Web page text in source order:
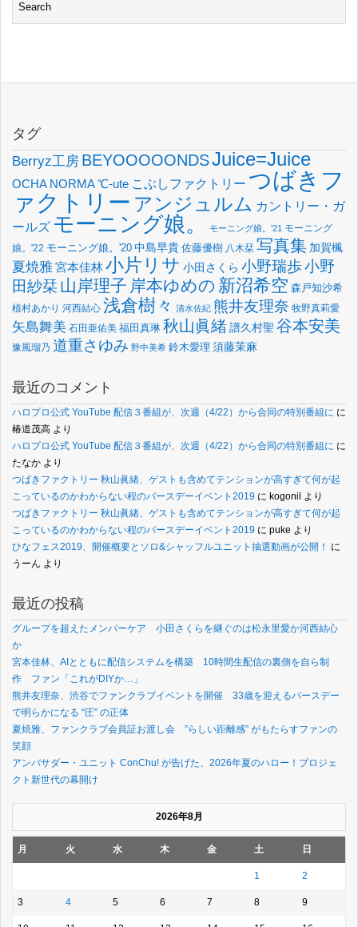
タグ
Berryz工房 BEYOOOOONDSJuice=Juice
OCHA NORMA℃-ute こぶしファクトリー つばきフ
ァクトリー アンジュルム カントリー・ガ
ールズ モーニング娘。 モーニング娘。'21 モーニング
娘。'22 モーニング娘。'20 中島早貴 佐藤優樹 八木栞 写真集 加賀楓
夏焼雅宮本佳林小片リサ 小田さくら 小野瑞歩小野
田紗栞 山岸理子 岸本ゆめの 新沼希空 森戸知沙希
植村あかり 河西結心 浅倉樹々 清水佐紀 熊井友理奈 牧野真莉愛
矢島舞美 石田亜佑美 福田真琳 秋山眞緒譜久村聖 谷本安美
豫風瑠乃 道重さゆみ 野中美希 鈴木愛理 須藤茉麻
最近のコメント
ハロプロ公式 YouTube 配信３番組が、次週（4/22）から合同の特別番組に に
椿道茂高 より
ハロプロ公式 YouTube 配信３番組が、次週（4/22）から合同の特別番組に に
たなか より
つばきファクトリー 秋山眞緒、ゲストも含めてテンションが高すぎて何が起
こっているのかわからない程のバースデーイベント2019 に kogonil より
つばきファクトリー 秋山眞緒、ゲストも含めてテンションが高すぎて何が起
こっているのかわからない程のバースデーイベント2019 に puke より
ひなフェス2019、開催概要とソロ&シャッフルユニット抽選動画が公開！
に
うーん より
最近の投稿
グループを超えたメンバーケア 小田さくらを継ぐのは松永里愛か河西結心
か
宮本佳林、AIとともに配信システムを構築 10時間生配信の裏側を自ら制
作 ファン「これがDIYか…」
熊井友理奈、渋谷でファンクラブイベントを開催 33歳を迎えるバースデー
で明らかになる “圧” の正体
夏焼雅、ファンクラブ会員証お渡し会 ”らしい距離感” がもたらすファンの
笑顔
アンバサダー・ユニット ConChu! が告げた、2026年夏のハロー！プロジェ
クト新世代の幕開け
2026年8月
月 火 水 木 金 土 日
1 2
3 4 5 6 7 8 9